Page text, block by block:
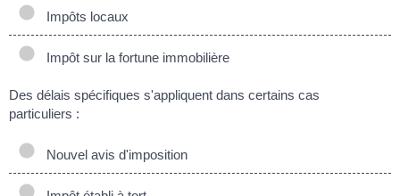
Impôts locaux
Impôt sur la fortune immobilière
Des délais spécifiques s'appliquent dans certains cas
particuliers :
Nouvel avis d'imposition